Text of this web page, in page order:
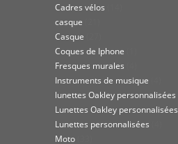
Cadres vélos
casque
Casque
Coques de Iphone
Fresques murales
Instruments de musique
lunettes Oakley personnalisées
Lunettes Oakley personnalisées
Lunettes personnalisées
Moto